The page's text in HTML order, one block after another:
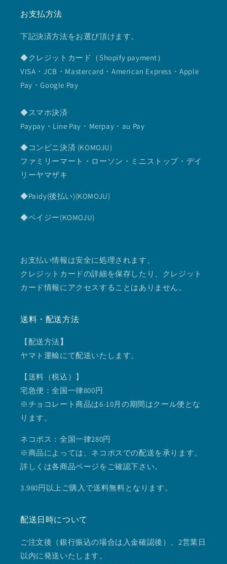
お支払方法
下記決済方法をお選び頂けます。
◆クレジットカード（Shopify payment）
VISA・JCB・Mastercard・American Express・Apple
Pay・Google Pay
◆スマホ決済
Paypay・Line Pay・Merpay・au Pay
◆コンビニ決済 (KOMOJU)
ファミリーマート・ローソン・ミニストップ・デイ
リーヤマザキ
◆Paidy(後払い)(KOMOJU)
◆ペイジー(KOMOJU)
お支払い情報は安全に処理されます。
クレジットカードの詳細を保存したり、クレジット
カード情報にアクセスすることはありません。
送料・配送方法
【配送方法】
ヤマト運輸にて配送いたします。
【送料（税込）】
宅急便：全国一律800円
※チョコレート商品は6-10月の期間はクール便とな
ります。
ネコポス：全国一律280円
※商品によっては、ネコポスでの配送を承ります。
詳しくは各商品ページをご確認下さい。
3.980円以上ご購入で送料無料となります。
配送日時について
ご注文後（銀行振込の場合は入金確認後）、2営業日
以内に発送いたします。